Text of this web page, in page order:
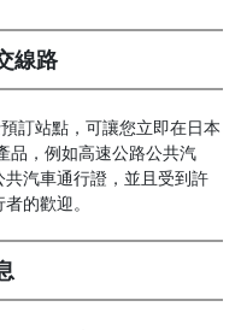
線路
訂站點，可讓您立即在日本
品，例如高速公路公共汽
汽車通行證，並且受到許
的歡迎。